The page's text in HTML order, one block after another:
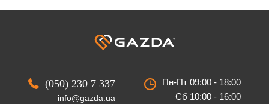
(050) 230 7 337
info@gazda.ua
Пн-Пт 09:00 - 18:00
Сб 10:00 - 16:00